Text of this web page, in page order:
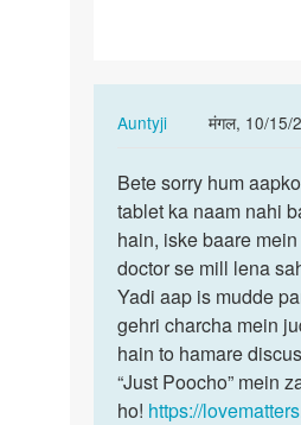
Auntyji
मंगल, 10/15/
In
to
Pregnancy
rokne
k
liye
konsi…
by
अज्ञात
Bete
sorry
hum
aapko
kisi…
Bete sorry hum
tablet ka naam nahi
hain, iske baare
doctor se mill lena
Yadi aap is mudde
gehri charcha mein
hain to hamare
“Just Poocho” mein
ho! https://